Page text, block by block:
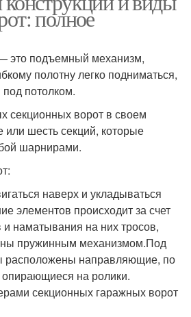
полное
это подъемный механизм,
полотну легко подниматься,
под потолком.
секционных ворот в своем
или шесть секций, которые
шарнирами.
наверх и укладываться
элементов происходит за счет
наматывания на них тросов,
пружинным механизмом.Под
расположены направляющие, по
опирающиеся на ролики.
секционных гаражных ворот